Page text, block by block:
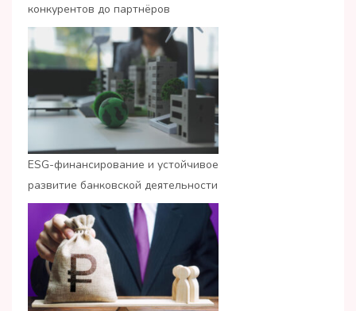
конкурентов до партнёров
ESG-финансирование и устойчивое
развитие банковской деятельности